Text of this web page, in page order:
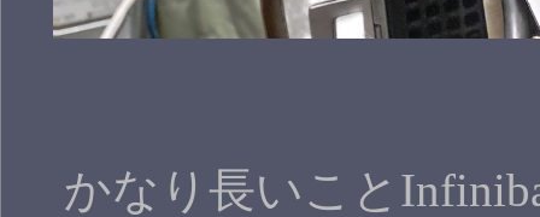
かなり長いこと